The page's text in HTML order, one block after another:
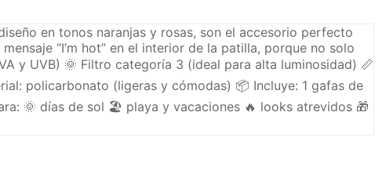
en tonos naranjas y rosas, son el accesorio perfecto
“I’m hot” en el interior de la patilla, porque no solo
y UVB) 🌞 Filtro categoría 3 (ideal para alta luminosidad) 📏
policarbonato (ligeras y cómodas) 📦 Incluye: 1 gafas de
🌞 días de sol 🏖️ playa y vacaciones 🔥 looks atrevidos 🎁